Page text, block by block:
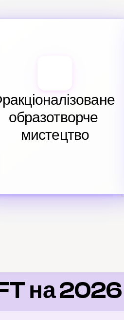
образотворче
мистецтво
на 2026